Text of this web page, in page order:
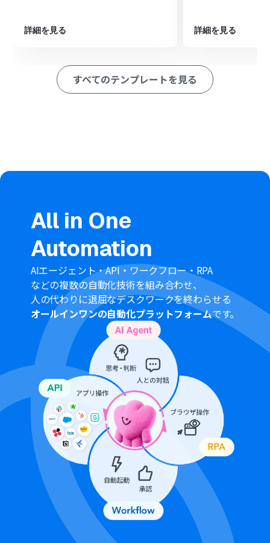
※「トリガー」：フロー起動のきっかけとなるアクション、「オ
■このワークフローのカスタムポイント
Microsoft Teamsのトリガー設定で、フローボットを起
す。
■注意事項
Microsoft Teams、SansanのそれぞれとYoomを連携し
てください。
トリガーは5分、10分、15分、30分、60分の間隔で起動
間隔を選択できます。
プランによって最短の起動間隔が異なりますので、ご注意
ください。
Microsoft365（旧Office365）には、家庭向けプランと一
般法人向けプラン（Microsoft365 Business）があり、
一般法人向けプランに加入していない場合には認証に失
敗する可能性があります。
詳細を見る 詳細を見る
すべてのテンプレートを見る
All in One
Automation
AIエージェント・API・ワークフロー・RPA
などの複数の自動化技術を組み合わせ、
人の代わりに退屈なデスクワークを終わらせる
オールインワンの自動化プラットフォームです。